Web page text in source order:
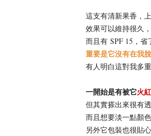
這支有清新果香，
效果可以維持很久
而且有 SPF 15，省
重要是它沒有在我
有人明白這對我多
一開始是有被它火紅
但其實搽出來很有
而且想要淡一點顏
另外它包裝也很貼